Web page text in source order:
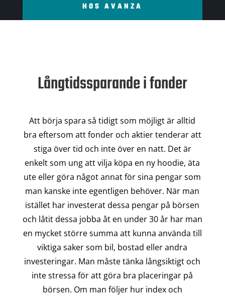
HOS AVANZA
Långtidssparande i fonder
Att börja spara så tidigt som möjligt är alltid
bra eftersom att fonder och aktier tenderar att
stiga över tid och inte över en natt. Det är
enkelt som ung att vilja köpa en ny hoodie, äta
ute eller göra något annat för sina pengar som
man kanske inte egentligen behöver. När man
istället har investerat dessa pengar på börsen
och låtit dessa jobba åt en under 30 år har man
en mycket större summa att kunna använda till
viktiga saker som bil, bostad eller andra
investeringar. Man måste tänka långsiktigt och
inte stressa för att göra bra placeringar på
börsen. Om man följer hur index och